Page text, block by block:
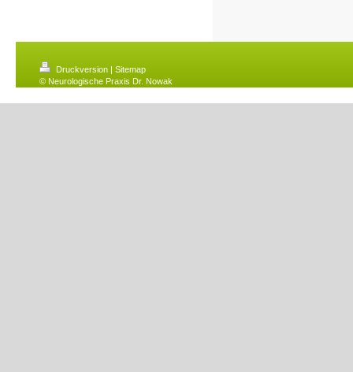
Druckversion | Sitemap
© Neurologische Praxis Dr. Nowak